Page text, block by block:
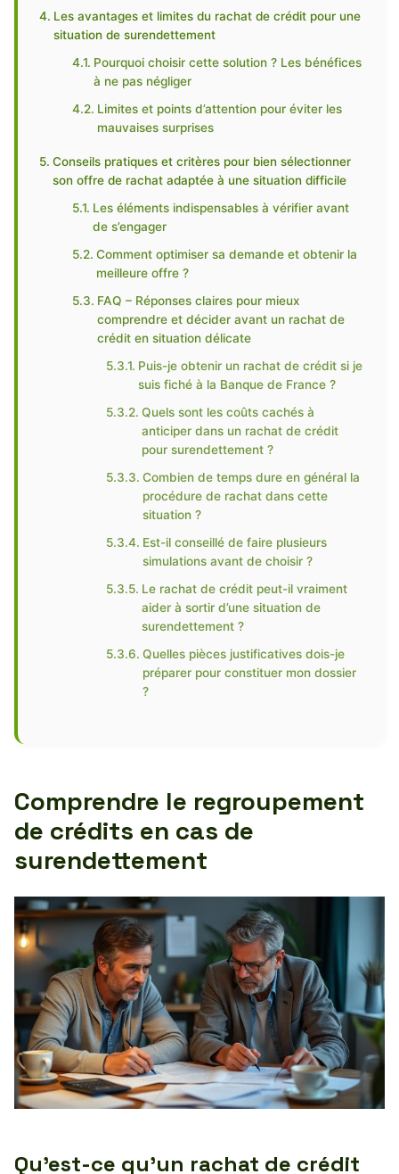
Les avantages et limites du rachat de crédit pour une
situation de surendettement
Pourquoi choisir cette solution ? Les bénéfices
à ne pas négliger
Limites et points d’attention pour éviter les
mauvaises surprises
Conseils pratiques et critères pour bien sélectionner
son offre de rachat adaptée à une situation difficile
Les éléments indispensables à vérifier avant
de s’engager
Comment optimiser sa demande et obtenir la
meilleure offre ?
FAQ – Réponses claires pour mieux
comprendre et décider avant un rachat de
crédit en situation délicate
Puis-je obtenir un rachat de crédit si je
suis fiché à la Banque de France ?
Quels sont les coûts cachés à
anticiper dans un rachat de crédit
pour surendettement ?
Combien de temps dure en général la
procédure de rachat dans cette
situation ?
Est-il conseillé de faire plusieurs
simulations avant de choisir ?
Le rachat de crédit peut-il vraiment
aider à sortir d’une situation de
surendettement ?
Quelles pièces justificatives dois-je
préparer pour constituer mon dossier
?
Comprendre le regroupement
de crédits en cas de
surendettement
Qu’est-ce qu’un rachat de crédit